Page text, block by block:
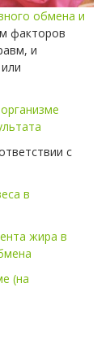
обмена и
факторов
и
с
в
жира в
(на